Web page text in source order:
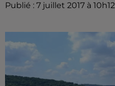
Publié : 7 juillet 2017 à